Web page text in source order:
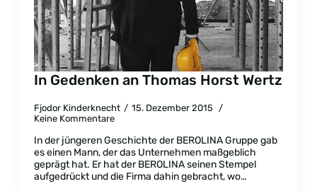
In Gedenken an Thomas Horst Wertz
Fjodor Kinderknecht
15. Dezember 2015
Keine Kommentare
In der jüngeren Geschichte der BEROLINA Gruppe gab
es einen Mann, der das Unternehmen maßgeblich
geprägt hat. Er hat der BEROLINA seinen Stempel
aufgedrückt und die Firma dahin gebracht, wo…